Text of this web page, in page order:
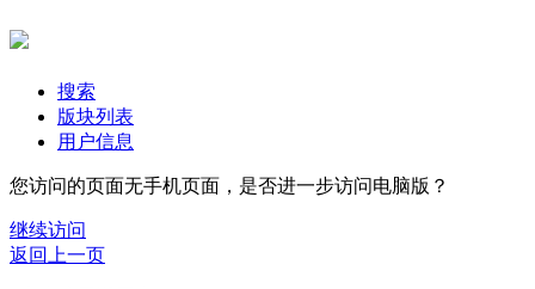
搜索
版块列表
用户信息
您访问的页面无手机页面，是否进一步访问电脑版？
继续访问
返回上一页